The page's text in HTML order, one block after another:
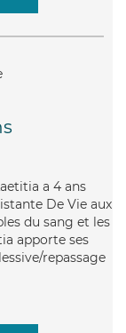
a 4 ans
De Vie aux
du sang et les
apporte ses
repassage